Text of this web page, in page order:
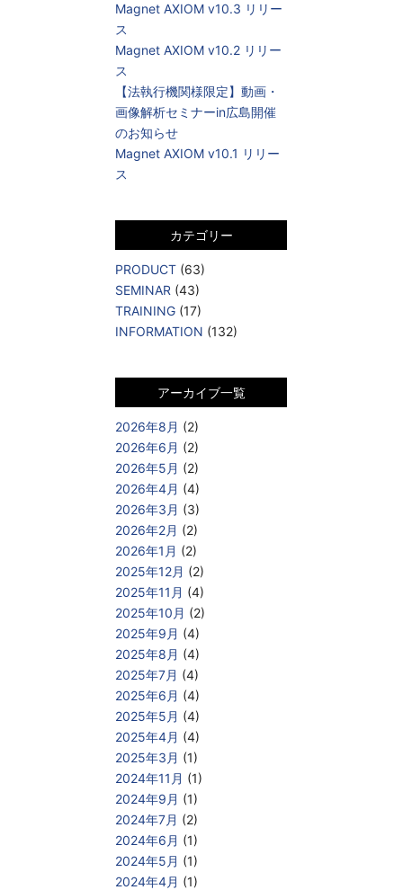
Magnet AXIOM v10.3 リリー
ス
Magnet AXIOM v10.2 リリー
ス
【法執行機関様限定】動画・
画像解析セミナーin広島開催
のお知らせ
Magnet AXIOM v10.1 リリー
ス
カテゴリー
PRODUCT (63)
SEMINAR (43)
TRAINING (17)
INFORMATION (132)
アーカイブ一覧
2026年8月 (2)
2026年6月 (2)
2026年5月 (2)
2026年4月 (4)
2026年3月 (3)
2026年2月 (2)
2026年1月 (2)
2025年12月 (2)
2025年11月 (4)
2025年10月 (2)
2025年9月 (4)
2025年8月 (4)
2025年7月 (4)
2025年6月 (4)
2025年5月 (4)
2025年4月 (4)
2025年3月 (1)
2024年11月 (1)
2024年9月 (1)
2024年7月 (2)
2024年6月 (1)
2024年5月 (1)
2024年4月 (1)